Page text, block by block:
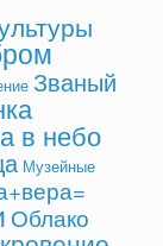
Званый
в небо
Музейные
Облако